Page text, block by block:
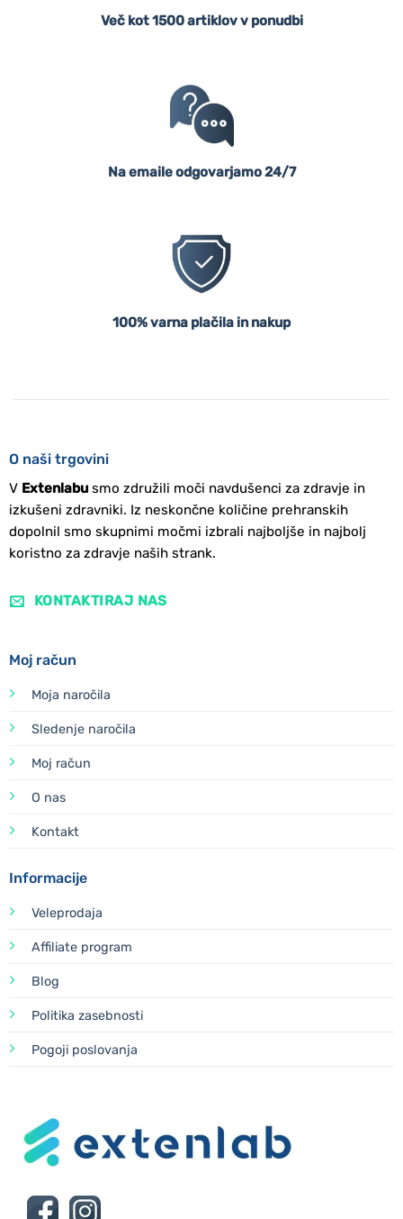
Več kot 1500 artiklov v ponudbi
Na emaile odgovarjamo 24/7
100% varna plačila in nakup
O naši trgovini
V Extenlabusmo združili moči navdušenci za zdravje in
izkušeni zdravniki. Iz neskončne količine prehranskih
dopolnil smo skupnimi močmi izbrali najboljše in najbolj
koristno za zdravje naših strank.
KONTAKTIRAJ NAS
Moj račun
Moja naročila
Sledenje naročila
Moj račun
O nas
Kontakt
Informacije
Veleprodaja
Affiliate program
Blog
Politika zasebnosti
Pogoji poslovanja